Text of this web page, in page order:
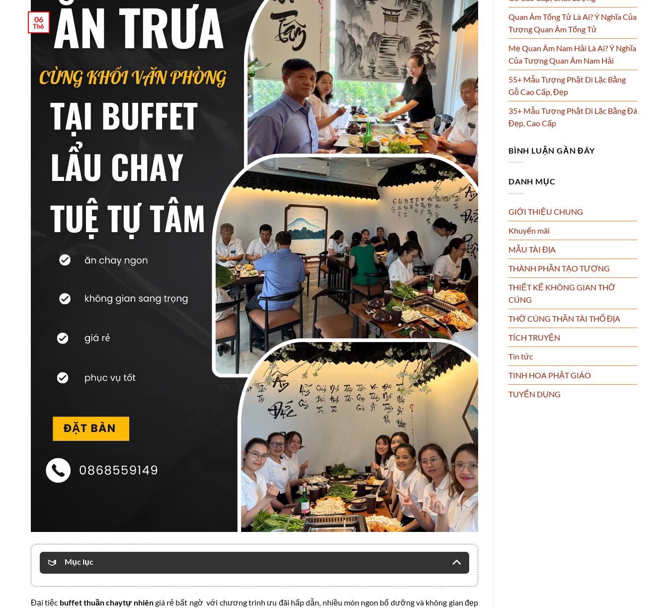
06
Th6
Mục lục
Đại tiệc buffet thuần chaytự nhiêngiá rẻ bất ngờ với chương trình ưu đãi hấp dẫn, nhiều món ngon bổ dưỡng và không gian đẹp
Quan Âm Tống Tử Là Ai? Ý Nghĩa Của
Tượng Quan Âm Tống Tử
Mẹ Quan Âm Nam Hải Là Ai? Ý Nghĩa
Của Tượng Quan Âm Nam Hải
55+ Mẫu Tượng Phật Di Lặc Bằng
Gỗ Cao Cấp, Đẹp
35+ Mẫu Tượng Phật Di Lặc Bằng Đá
Đẹp, Cao Cấp
BÌNH LUẬN GẦN ĐÂY
DANH MỤC
GIỚI THIỆU CHUNG
Khuyến mãi
MẪU TÀI ĐỊA
THÀNH PHẦN TẠO TƯỢNG
THIẾT KẾ KHÔNG GIAN THỜ
CÚNG
THỜ CÚNG THẦN TÀI THỔ ĐỊA
TÍCH TRUYỆN
Tin tức
TINH HOA PHẬT GIÁO
TUYỂN DỤNG